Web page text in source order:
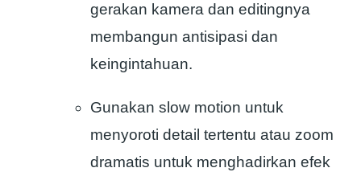
gerakan kamera dan editingnya
membangun antisipasi dan
keingintahuan.
Gunakan slow motion untuk
menyoroti detail tertentu atau zoom
dramatis untuk menghadirkan efek